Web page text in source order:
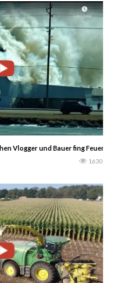
Vlogger und Bauer fing Feuer… Renner
1630